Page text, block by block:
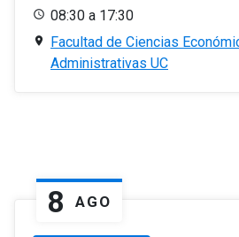
08:30 a 17:30
Facultad de Ciencias
Administrativas UC
8 AGO